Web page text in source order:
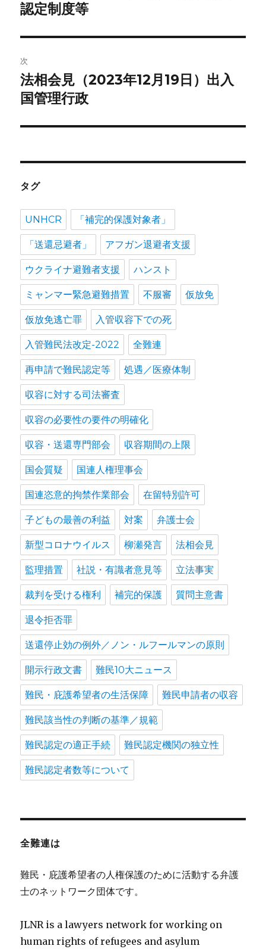
ナ
ビ
ゲ
ー
シ
ン
の
稿:
認定制度等
次
次
の
稿:
法相会見（2023年12月19日）出入
国管理行政
タグ
UNHCR 「補完的保護対象者」
「送還忌避者」 アフガン退避者支援
ウクライナ避難者支援 ハンスト
ミャンマー緊急避難措置 不服審 仮放免
仮放免逃亡罪 入管収容下での死
入管難民法改定-2022 全難連
再申請で難民認定等 処遇／医療体制
収容に対する司法審査
収容の必要性の要件の明確化
収容・送還専門部会 収容期間の上限
国会質疑 国連人権理事会
国連恣意的拘禁作業部会 在留特別許可
子どもの最善の利益 対案 弁護士会
新型コロナウイルス 柳瀬発言 法相会見
監理措置 社説・有識者意見等 立法事実
裁判を受ける権利 補完的保護 質問主意書
退令拒否罪
送還停止効の例外／ノン・ルフールマンの原則
開示行政文書 難民10大ニュース
難民・庇護希望者の生活保障 難民申請者の収容
難民該当性の判断の基準／規範
難民認定の適正手続 難民認定機関の独立性
難民認定者数等について
全難連は
難民・庇護希望者の人権保護のために活動する弁護
士のネットワーク団体です。
JLNR is a lawyers network for working on
human rights of refugees and asylum